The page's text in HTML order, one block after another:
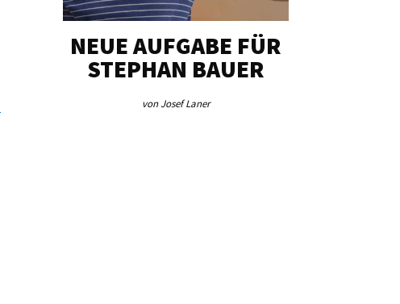
NEUE AUFGABE FÜR
STEPHAN BAUER
von Josef Laner